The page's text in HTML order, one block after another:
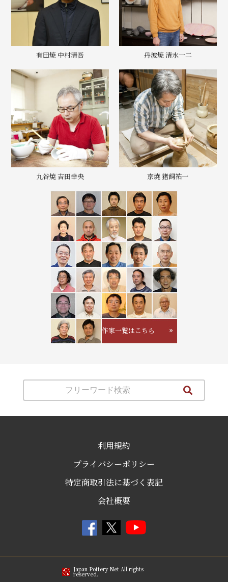
有田焼 中村清吾 丹波焼 清水一二
九谷焼 吉田幸央 京焼 猪飼祐一
作家一覧はこちら
利用規約
プライバシーポリシー
特定商取引法に基づく表記
会社概要
Japan Pottery Net All rights
reserved.